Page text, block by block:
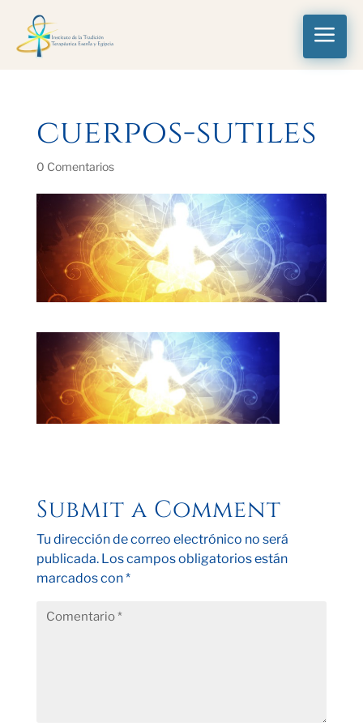
a
cuerpos-sutiles
0 Comentarios
Submit a Comment
Tu dirección de correo electrónico no será
publicada. Los campos obligatorios están
marcados con*